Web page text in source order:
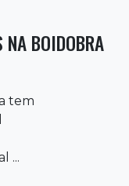
NA BOIDOBRA
tem
...